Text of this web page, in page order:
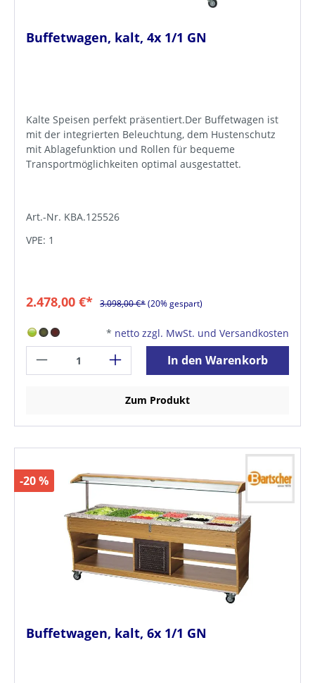
Buffetwagen, kalt, 4x 1/1 GN
Kalte Speisen perfekt präsentiert.Der Buffetwagen ist
mit der integrierten Beleuchtung, dem Hustenschutz
mit Ablagefunktion und Rollen für bequeme
Transportmöglichkeiten optimal ausgestattet.
Art.-Nr. KBA.125526
VPE: 1
2.478,00 €* 3.098,00 €*(20% gespart)
* netto zzgl. MwSt. und Versandkosten
In den Warenkorb
Zum Produkt
-20 %
Buffetwagen, kalt, 6x 1/1 GN